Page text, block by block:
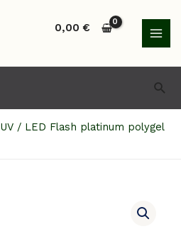
0,00€
UV / LED Flash platinum polygel